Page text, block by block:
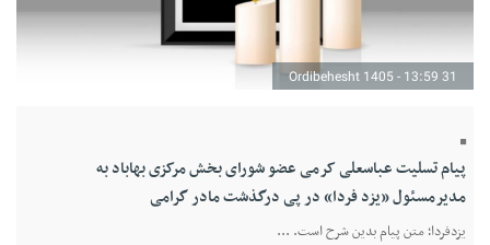
31 Ordibehesht 1405 - 13:59
پیام تسلیت عباسعلی کرمی عضو شورای بخش مرکزی بهاباد به
مدیرمسئول «یزد فردا» در پی درگذشت مادر گرامی
یزدفردا؛ متن پیام بدین شرح است. ...